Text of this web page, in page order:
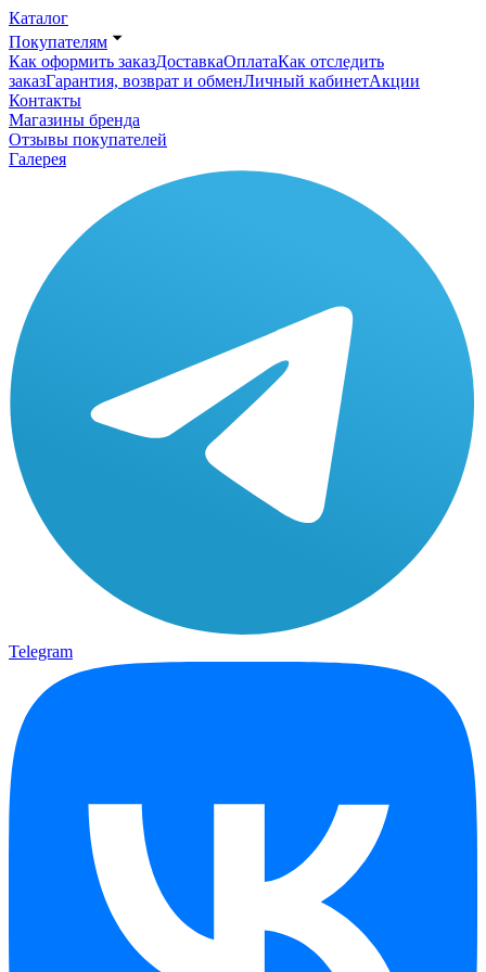
Каталог
Покупателям
Как оформить заказДоставкаОплатаКак отследить
заказГарантия, возврат и обменЛичный кабинетАкции
Контакты
Магазины бренда
Отзывы покупателей
Галерея
Telegram